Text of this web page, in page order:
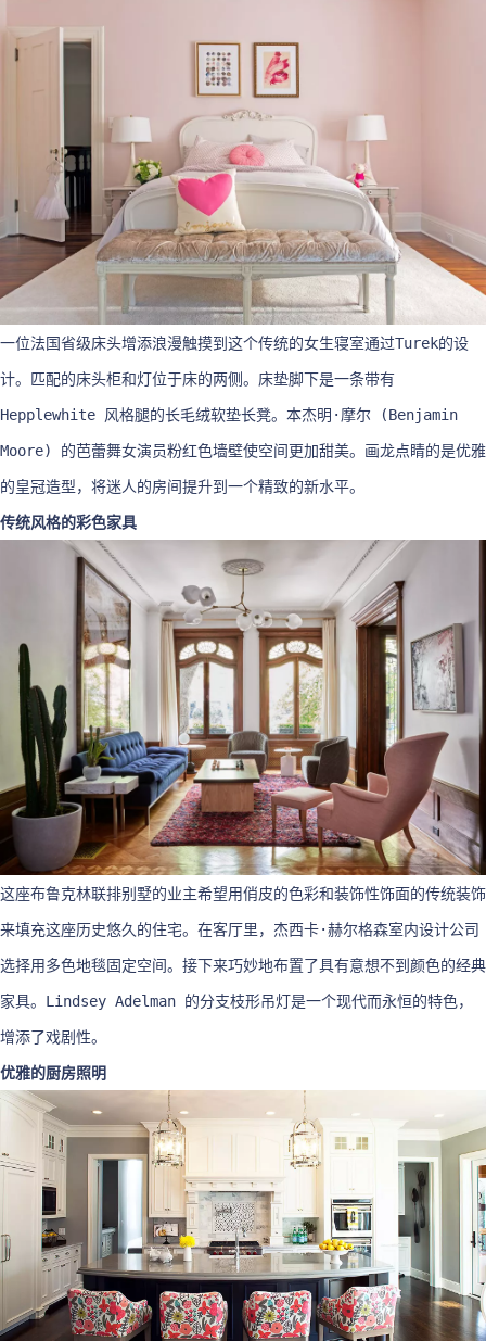
一位法国省级床头增添浪漫触摸到这个传统的女生寝室通过Turek的设
计。匹配的床头柜和灯位于床的两侧。床垫脚下是一条带有
Hepplewhite 风格腿的长毛绒软垫长凳。本杰明·摩尔 (Benjamin
Moore) 的芭蕾舞女演员粉红色墙壁使空间更加甜美。画龙点睛的是优雅
的皇冠造型，将迷人的房间提升到一个精致的新水平。
传统风格的彩色家具
这座布鲁克林联排别墅的业主希望用俏皮的色彩和装饰性饰面的传统装饰
来填充这座历史悠久的住宅。在客厅里，杰西卡·赫尔格森室内设计公司
选择用多色地毯固定空间。接下来巧妙地布置了具有意想不到颜色的经典
家具。Lindsey Adelman 的分支枝形吊灯是一个现代而永恒的特色，
增添了戏剧性。
优雅的厨房照明